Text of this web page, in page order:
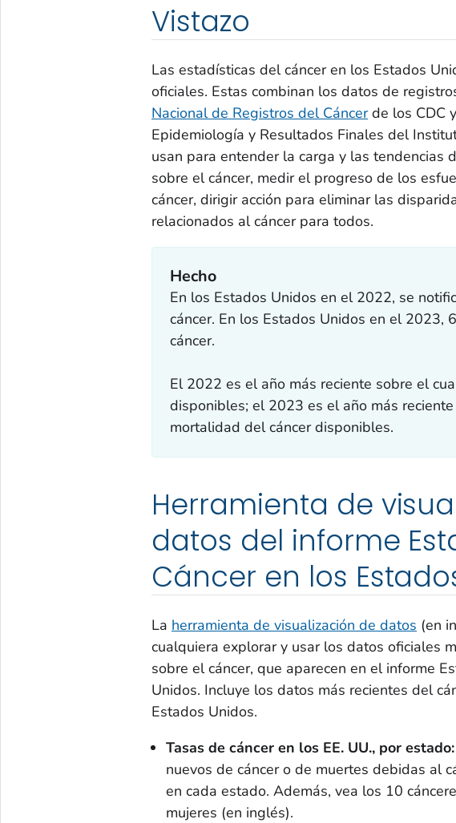
Vistazo
Las estadísticas del cáncer en los Estados
oficiales. Estas combinan los datos de
Nacional de Registros del Cáncerde los CDC
Epidemiología y Resultados Finales del
usan para entender la carga y las tendencias
sobre el cáncer, medir el progreso de los
cáncer, dirigir acción para eliminar las
relacionados al cáncer para todos.
Hecho
En los Estados Unidos en el 2022, se
cáncer. En los Estados Unidos en el 2023,
cáncer.
El 2022 es el año más reciente sobre el
disponibles; el 2023 es el año más
mortalidad del cáncer disponibles.
Herramienta de
datos del informe
Cáncer en los
La herramienta de visualización de datos (en
cualquiera explorar y usar los datos oficiales
sobre el cáncer, que aparecen en el informe
Unidos. Incluye los datos más recientes del
Estados Unidos.
Tasas de cáncer en los EE. UU., por estado:
nuevos de cáncer o de muertes debidas al
en cada estado. Además, vea los 10
mujeres (en inglés).